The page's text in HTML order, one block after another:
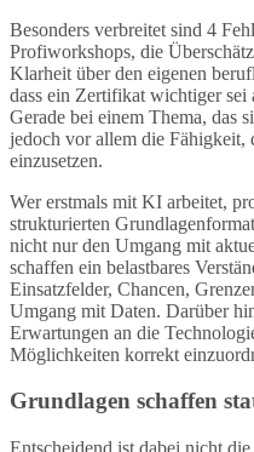
Besonders verbreitet sind 4
Profiworkshops, die
Klarheit über den eigenen
dass ein Zertifikat wichtiger sei
Gerade bei einem Thema, das
jedoch vor allem die
einzusetzen.
Wer erstmals mit KI arbeitet,
strukturierten
nicht nur den Umgang mit
schaffen ein belastbares
Einsatzfelder, Chancen,
Umgang mit Daten. Darüber
Erwartungen an die
Möglichkeiten korrekt
Grundlagen schaffen
Entscheidend ist dabei nicht